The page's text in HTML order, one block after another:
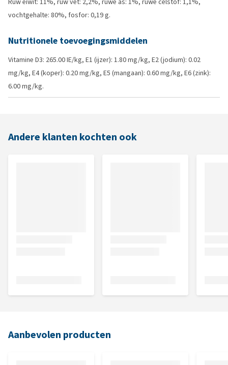
vochtgehalte: 80%, fosfor: 0,19 g.
Nutritionele toevoegingsmiddelen
Vitamine D3: 265.00 IE/kg, E1 (ijzer): 1.80 mg/kg, E2 (jodium): 0.02
mg/kg, E4 (koper): 0.20 mg/kg, E5 (mangaan): 0.60 mg/kg, E6 (zink):
6.00 mg/kg.
Andere klanten kochten ook
Aanbevolen producten